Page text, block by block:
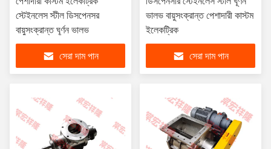
স্টেইনলেস স্টীল ডিসপেনসর
বায়ুসংক্রান্ত ঘূর্ণন ভালভ
সেরা দাম পান
ভালভ বায়ুসংক্রান্ত পেশাদারী কাস্টম
ইলেকট্রিক
সেরা দাম পান